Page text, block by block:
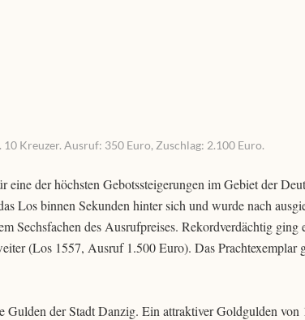
Kreuzer. Ausruf: 350 Euro, Zuschlag: 2.100 Euro.
der höchsten Gebotssteigerungen im Gebiet der
Los binnen Sekunden hinter sich und wurde nach
Sechsfachen des Ausrufpreises. Rekordverdächtig ging
(Los 1557, Ausruf 1.500 Euro). Das Prachtexemplar
Gulden der Stadt Danzig. Ein attraktiver Goldgulden von